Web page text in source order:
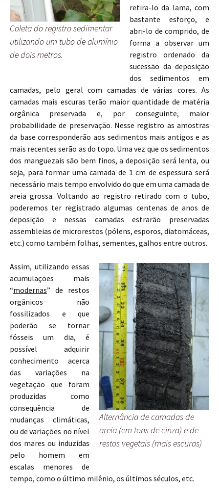
Coleta do registro sedimentar
utilizando um tubo de alumínio
de dois metros.
retira-lo da lama, com
bastante esforço, e
abri-lo de comprido, de
forma a observar um
registro ordenado da
sucessão da deposição
dos sedimentos em
camadas, pelo geral com camadas de várias cores. As
camadas mais escuras terão maior quantidade de matéria
orgânica preservada e, por conseguinte, maior
probabilidade de preservação. Nesse registro as amostras
da base corresponderão aos sedimentos mais antigos e as
mais recentes serão as do topo. Uma vez que os sedimentos
dos manguezais são bem finos, a deposição será lenta, ou
seja, para formar uma camada de 1 cm de espessura será
necessário mais tempo envolvido do que em uma camada de
areia grossa. Voltando ao registro retirado com o tubo,
poderemos ter registrado algumas centenas de anos de
deposição e nessas camadas estrarão preservadas
assembleias de microrestos (pólens, esporos, diatomáceas,
etc.) como também folhas, sementes, galhos entre outros.
Alternância de camadas de
areia (em tons de cinza) e de
restos vegetais (mais escuras)
Assim, utilizando essas
acumulações mais
“modernas” de restos
orgânicos não
fossilizados e que
poderão se tornar
fósseis um dia, é
possível adquirir
conhecimento acerca
das variações na
vegetação que foram
produzidas como
consequência de
mudanças climáticas,
ou de variações no nível
dos mares ou induzidas
pelo homem em
escalas menores de
tempo, como o último milênio, os últimos séculos, etc.